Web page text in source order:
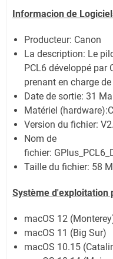
Informacion de
Producteur: Canon
La description: Le
PCL6 développé par
prenant en charge
Date de sortie: 31
Matériel
Version du fichier:
Nom de
fichier:
Taille du fichier: 58
Système d'exploitation
macOS 12
macOS 11 (Big Sur)
macOS 10.15